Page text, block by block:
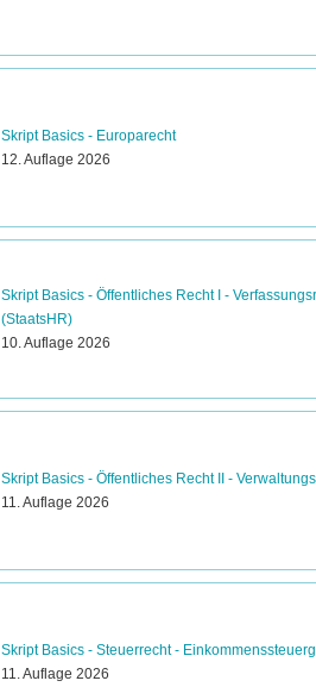
Skript Basics - Europarecht
12. Auflage 2026
Skript Basics - Öffentliches Recht I -
(StaatsHR)
10. Auflage 2026
Skript Basics - Öffentliches Recht II -
11. Auflage 2026
Skript Basics - Steuerrecht -
11. Auflage 2026